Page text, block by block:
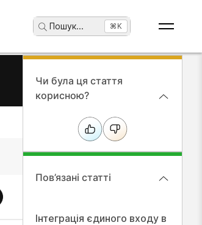
Пошук... ⌘K
Чи була ця стаття
корисною?
Пов’язані статті
Інтеграція єдиного входу в